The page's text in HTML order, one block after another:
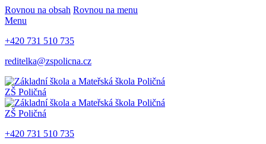
Rovnou na obsah Rovnou na menu
Menu
+420 731 510 735
reditelka@zspolicna.cz
ZŠ Poličná
ZŠ Poličná
+420 731 510 735